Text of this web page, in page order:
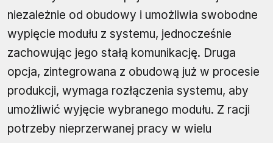
niezależnie od obudowy i umożliwia swobodne
wypięcie modułu z systemu, jednocześnie
zachowując jego stałą komunikację. Druga
opcja, zintegrowana z obudową już w procesie
produkcji, wymaga rozłączenia systemu, aby
umożliwić wyjęcie wybranego modułu. Z racji
potrzeby nieprzerwanej pracy w wielu